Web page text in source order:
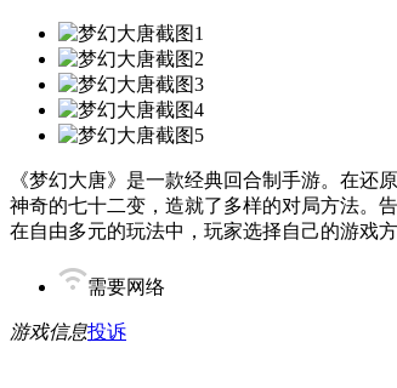
《梦幻大唐》是一款经典回合制手游。在还
神奇的七十二变，造就了多样的对局方法。
在自由多元的玩法中，玩家选择自己的游戏
需要网络
游戏信息投诉